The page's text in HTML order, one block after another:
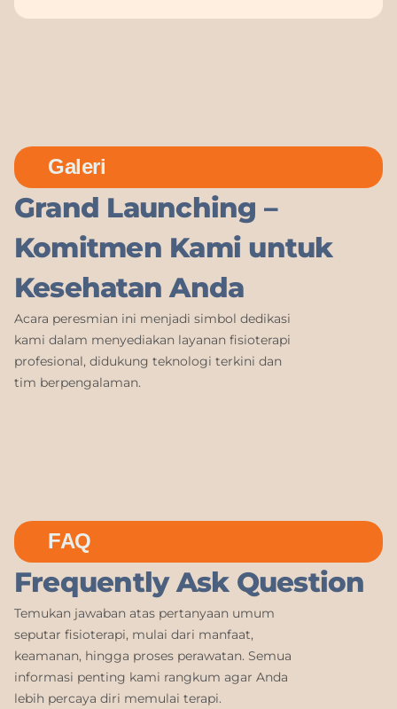
Galeri
Grand Launching –
Komitmen Kami untuk
Kesehatan Anda
Acara peresmian ini menjadi simbol dedikasi
kami dalam menyediakan layanan fisioterapi
profesional, didukung teknologi terkini dan
tim berpengalaman.
FAQ
Frequently Ask Question
Temukan jawaban atas pertanyaan umum
seputar fisioterapi, mulai dari manfaat,
keamanan, hingga proses perawatan. Semua
informasi penting kami rangkum agar Anda
lebih percaya diri memulai terapi.